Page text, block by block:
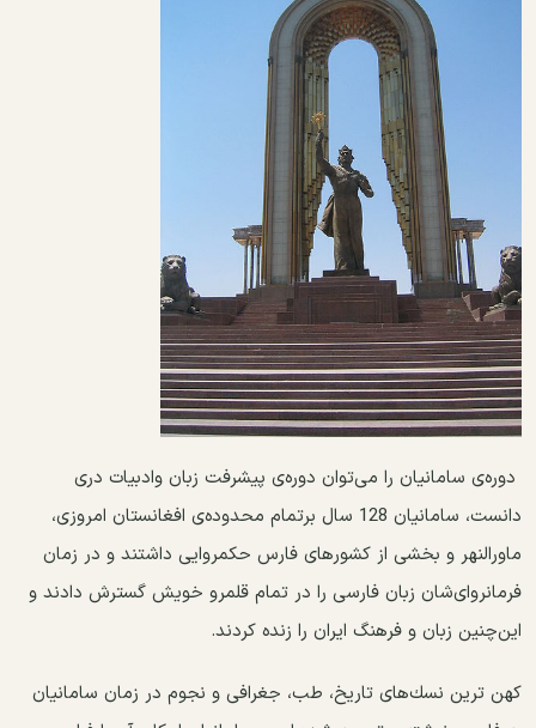
دوره‌ی سامانیان را می‌توان دوره‌ی پیشرفت زبان وادبیات دری
دانست، سامانیان 128 سال برتمام محدوده‌ی افغانستان امروزی،
ماورالنهر و بخشی از کشورهای فارس حکمروایی داشتند و در زمان
فرمانروای‌شان زبان فارسی را در تمام قلمرو خویش گسترش دادند و
این‌چنین زبان و فرهنگ ایران را زنده كردند.
كهن ترین نسك‌های تاریخ، طب، جغرافی و نجوم در زمان سامانیان